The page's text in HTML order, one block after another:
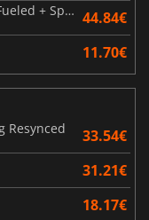
Crash Team Racing Nitro Fueled + Spyro Game Bundle 44.84€
11.70€
Resynced
33.54€
31.21€
18.17€